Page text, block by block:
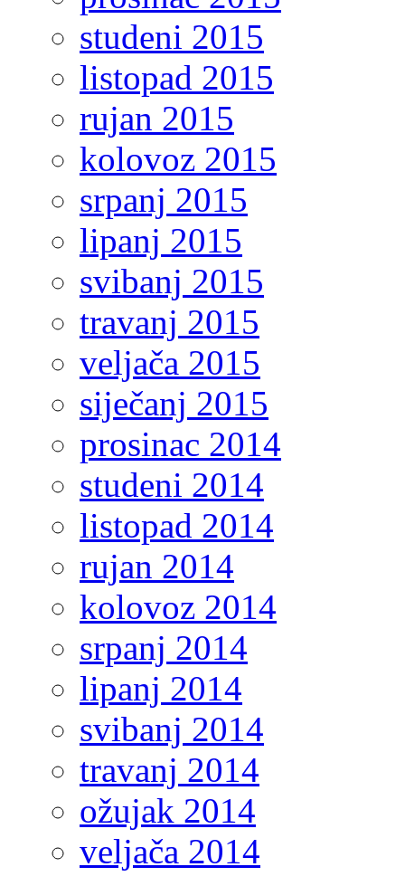
studeni 2015
listopad 2015
rujan 2015
kolovoz 2015
srpanj 2015
lipanj 2015
svibanj 2015
travanj 2015
veljača 2015
siječanj 2015
prosinac 2014
studeni 2014
listopad 2014
rujan 2014
kolovoz 2014
srpanj 2014
lipanj 2014
svibanj 2014
travanj 2014
ožujak 2014
veljača 2014